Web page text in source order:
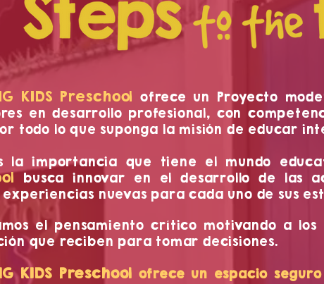
KIDS Preschoolofrece un Proyecto
en desarrollo profesional, con
todo lo que suponga la misión de educar
la importancia que tiene el mundo
busca innovar en el desarrollo de las
nuevas para cada uno de sus
el pensamiento crítico motivando a
que reciben para tomar decisiones.
KIDS Preschool ofrece un espacio